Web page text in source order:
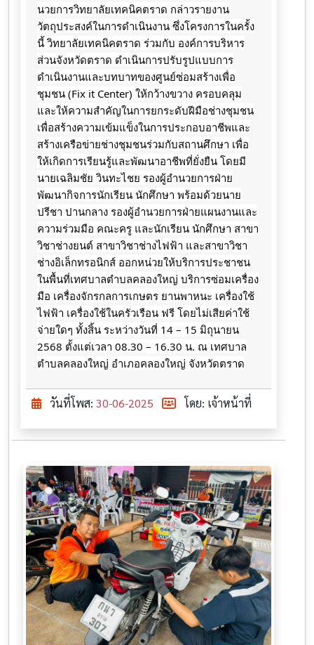
นวยการ​วิทยาลัย​เทคนิค​ตราด กล่าวรายงาน
วัตถุประสงค์ในการดำเนินงาน ซึ่งโครงการในครั้ง
นี้ วิทยาลัยเทคนิคตราด ร่วมกับ องค์การบริหาร
ส่วนจังหวัดตราด ดำเนินการปรับรูปแบบการ
ดำเนินงานและบทบาทของศูนย์ซ่อมสร้างเพื่อ
ชุมชน (Fix it Center) ให้กว้างขวาง ครอบคลุม
และให้ความสำคัญในการยกระดับฝีมือช่างชุมชน
เพื่อสร้างความเข้มแข็งในการประกอบอาชีพและ
สร้างเครือข่ายช่างชุมชนร่วมกับสถานศึกษา เพื่อ
ให้เกิดการเรียนรู้และพัฒนาอาชีพที่ยั่งยืน โดยมี
นายเฉลิม​ชัย​ วิน​ทะ​ไชย​ รอง​ผู้​อำนวยการ​ฝ่าย​
พัฒนา​กิจการ​นักเรียน​ นักศึกษา​ พร้อมด้วย​นาย
ปรีชา​ ปานกลาง​ รอง​ผู้​อำนวยการ​ฝ่าย​แผนงาน​และ​
ความ​ร่วมมือ​ คณะครู และนักเรียน นักศึกษา สาขา
วิชาช่างยนต์ สาขาวิชาช่างไฟฟ้า และสาขาวิชา
ช่างอิเล็กทรอนิกส์ ออกหน่วยให้บริการประชาชน
ในพื้นที่​เทศบาล​ตำบล​คลอง​ใหญ่​ บริการซ่อมเครื่อง
มือ เครื่องจักรกลการเกษตร ยานพาหนะ เครื่องใช้
ไฟฟ้า เครื่องใช้ในครัวเรือน ฟรี โดยไม่เสียค่าใช้
จ่ายใดๆ ทั้งสิ้น ระหว่างวันที่ 14 – 15 มิถุนายน​
2568 ตั้งแต่เวลา 08.30 – 16.30 น. ณ​ เทศบาล
ตำบล​คลอง​ใหญ่​ อำเภอ​คลองใหญ่​ จังหวัดตราด
วันที่โพส: 30-06-2025 โดย: เจ้าหน้าที่